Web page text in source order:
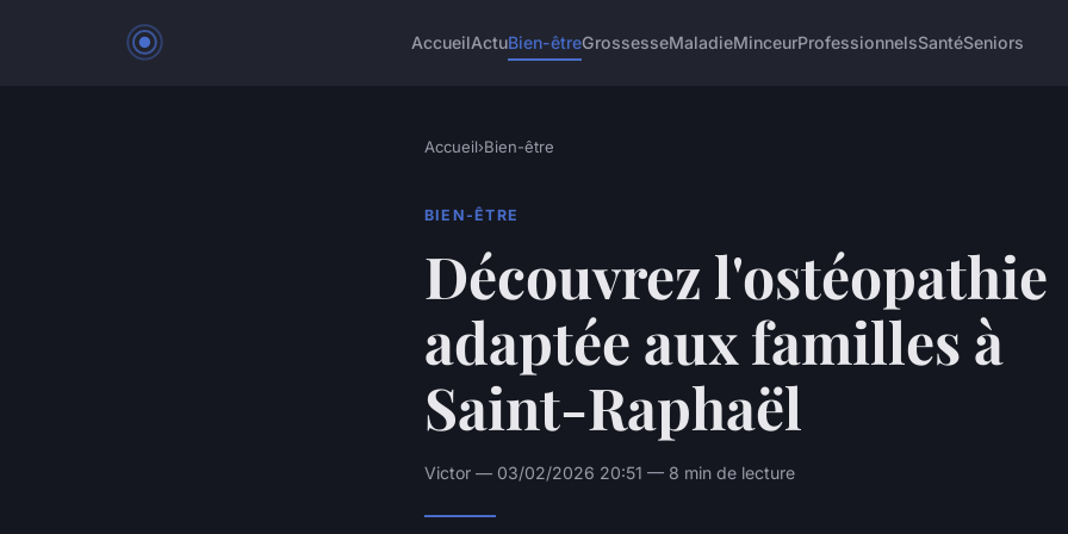
AccueilActuBien-êtreGrossesseMaladieMinceurProfessionnelsSantéSeniors
Accueil›Bien-être
BIEN-ÊTRE
Découvrez l'ostéopathie
adaptée aux familles à
Saint-Raphaël
Victor — 03/02/2026 20:51 — 8 min de lecture